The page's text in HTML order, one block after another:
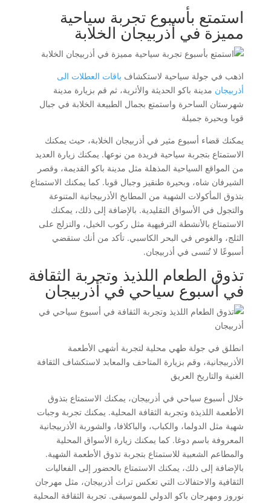
استمتع بأسبوع تجربة سياحية
مميزة في أذربيجان الخلابة
اذهب في جولة سياحية لاستكشاف باقات العطلات الى
أذربيجان مدينة باكو الحديثة والأثرية، ثم قم بزيارة مدينة
شهرستان الساحرة واستمتع بجمال الطبيعة الخلابة في جبال
قوبا وبحيرة جميلة
يمكنك قضاء أسبوع مثير في أذربيجان الخلابة، حيث يمكنك
الاستمتاع بتجربة سياحية فريدة من نوعها. يمكنك زيارة العديد
من المواقع السياحية المذهلة مثل مدينة باكو القديمة، وقصر
الشيرفان شاه، وبحيرة طنقيز وجبال قوبا. كما يمكنك الاستمتاع
بتذوق المأكولات الشهية من المطابخ الأذربيجانية المتنوعة
والتجول في الأسواق التقليدية. بالإضافة إلى ذلك، يمكنك
الاستمتاع بالأنشطة الترفيهية مثل ركوب الخيل، والتزلج على
الثلج، والغوص في البحر الكاسبي. تأكد من أنك ستقضي
أسبوعًا لا تُنسى في أذربيجان.
تذوق الطعام اللذيذ وتجربة الثقافة
في أسبوع سياحي في أذربيجان
انطلق في جولة طهي محلية لتجربة أشهى الأطعمة
الأذربيجانية، وقم بزيارة المتاحف والمعابد لاستكشاف الثقافة
الغنية والتاريخ العريق
خلال أسبوع سياحي في أذربيجان، يمكنك الاستمتاع بتذوق
الأطعمة اللذيذة وتجربة الثقافة المحلية. يمكنك تجربة وجبات
شهية مثل الدولما، والكباب، والباكلافا، والشوربة الأذربيجانية
المعروفة باسم دوغا. كما يمكنك زيارة الأسواق المحلية
والمطاعم الشعبية للاستمتاع بتجربة تذوق الأطعمة الشهية.
بالإضافة إلى ذلك، يمكنك الاستمتاع بالحضور إلى الفعاليات
الثقافية والاحتفالات التي تعكس تراث أذربيجان، مثل مهرجان
نوروز ومهرجان باكو الدولي للموسيقى. تجربة الثقافة المحلية